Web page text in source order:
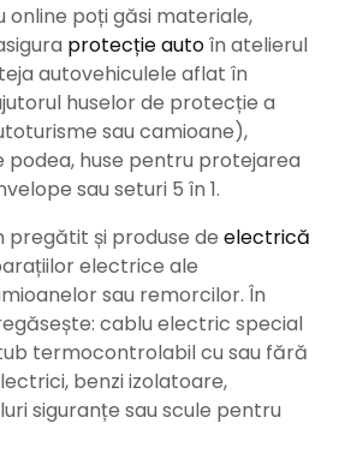
online poți găsi materiale,
protecție autoîn atelierul
autovehiculele aflat în
huselor de protecție a
sau camioane),
huse pentru protejarea
sau seturi 5 în 1.
pregătit și produse de electrică
electrice ale
sau remorcilor. În
cablu electric special
termocontrolabil cu sau fără
benzi izolatoare,
siguranțe sau scule pentru